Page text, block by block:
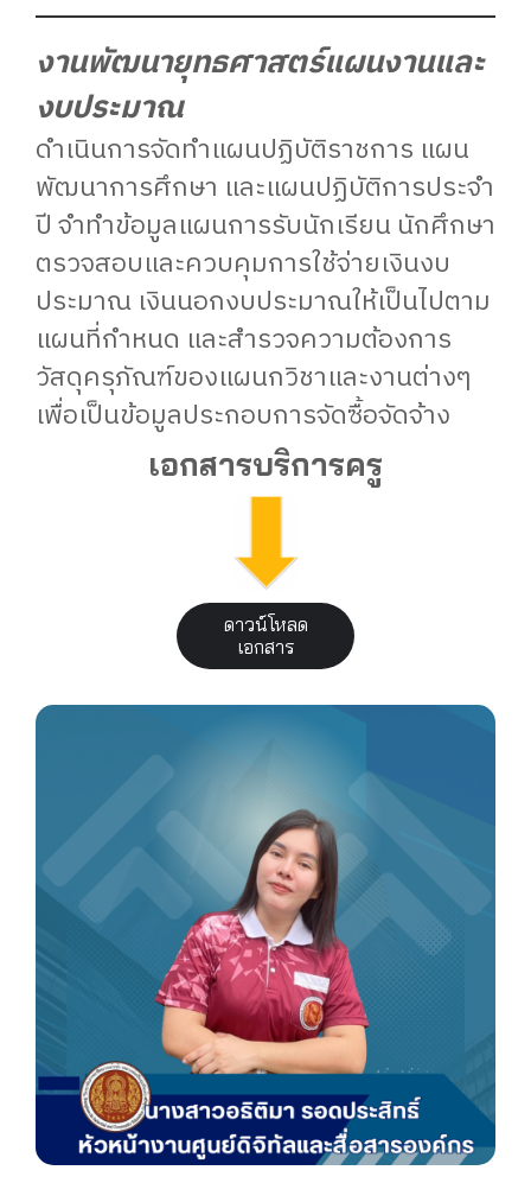
งานพัฒนายุทธศาสตร์แผนงานและ
งบประมาณ
ดำเนินการจัดทำแผนปฏิบัติราชการ แผน
พัฒนาการศึกษา และแผนปฏิบัติการประจำ
ปี จำทำข้อมูลแผนการรับนักเรียน นักศึกษา
ตรวจสอบและควบคุมการใช้จ่ายเงินงบ
ประมาณ เงินนอกงบประมาณให้เป็นไปตาม
แผนที่กำหนด และสำรวจความต้องการ
วัสดุครุภัณฑ์ของแผนกวิชาและงานต่างๆ
เพื่อเป็นข้อมูลประกอบการจัดซื้อจัดจ้าง
เอกสารบริการครู
ดาวน์โหลด
เอกสาร